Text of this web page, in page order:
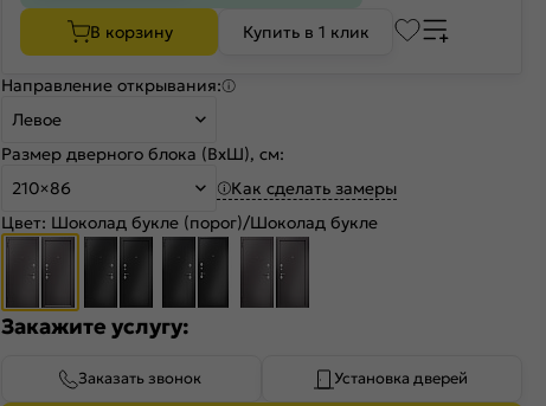
В корзину Купить в 1 клик
Направление открывания:
Левое
Размер дверного блока (ВхШ), см:
210×86
Как сделать замеры
Цвет: Шоколад букле (порог)/Шоколад букле
Закажите услугу:
Заказать звонок Установка дверей